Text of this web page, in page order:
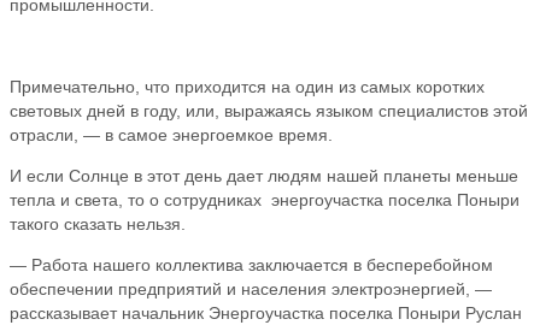
промышленности.
Примечательно, что приходится на один из самых коротких
световых дней в году, или, выражаясь языком специалистов этой
отрасли, — в самое энергоемкое время.
И если Солнце в этот день дает людям нашей планеты меньше
тепла и света, то о сотрудниках энергоучастка поселка Поныри
такого сказать нельзя.
— Работа нашего коллектива заключается в бесперебойном
обеспечении предприятий и населения электроэнергией, —
рассказывает начальник Энергоучастка поселка Поныри Руслан